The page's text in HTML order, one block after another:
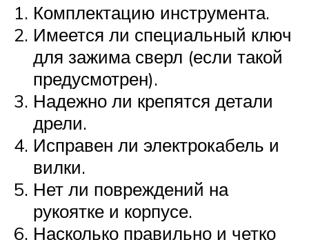
Комплектацию инструмента.
Имеется ли специальный ключ
для зажима сверл (если такой
предусмотрен).
Надежно ли крепятся детали
дрели.
Исправен ли электрокабель и
вилки.
Нет ли повреждений на
рукоятке и корпусе.
Насколько правильно и четко